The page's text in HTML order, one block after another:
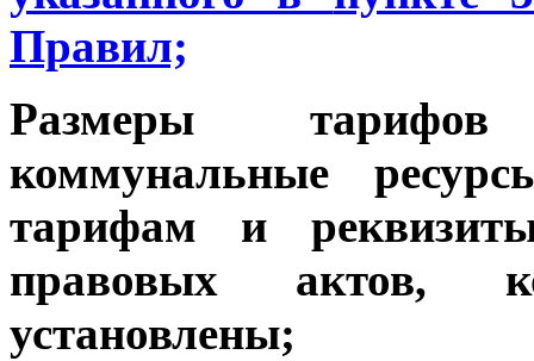
Правил;
Размеры
коммунальные
тарифам и
правовых актов,
установлены;